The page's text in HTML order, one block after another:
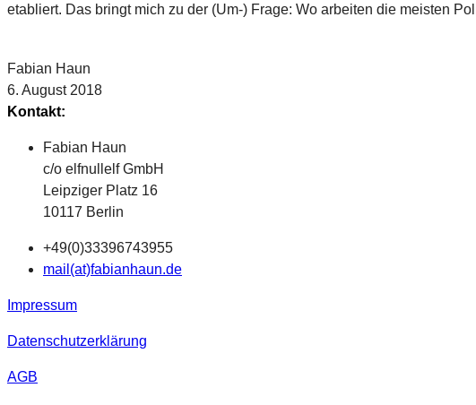
etabliert. Das bringt mich zu der (Um-) Frage: Wo arbeiten die meisten
Fabian Haun
6. August 2018
Kontakt:
Fabian Haun
c/o elfnullelf GmbH
Leipziger Platz 16
10117 Berlin
+49(0)33396743955
mail(at)fabianhaun.de
Impressum
Datenschutzerklärung
AGB